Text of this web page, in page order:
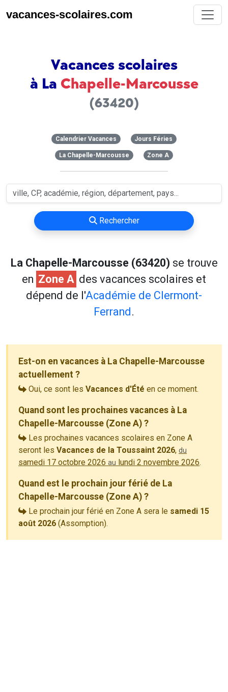
vacances-scolaires.com
Vacances scolaires
à La Chapelle-Marcousse
(63420)
Calendrier Vacances Jours Féries
La Chapelle-Marcousse Zone A
Rechercher
La Chapelle-Marcousse (63420) se trouve
en Zone A des vacances scolaires et
dépend de l'Académie de Clermont-
Ferrand.
Est-on en vacances à La Chapelle-Marcousse
actuellement ?
Oui, ce sont les Vacances d'Été en ce moment.
Quand sont les prochaines vacances à La
Chapelle-Marcousse (Zone A) ?
Les prochaines vacances scolaires en Zone A
seront les Vacances de la Toussaint 2026, du
samedi 17 octobre 2026 au lundi 2 novembre 2026.
Quand est le prochain jour férié de La
Chapelle-Marcousse (Zone A) ?
Le prochain jour férié en Zone A sera le samedi 15
août 2026 (Assomption).